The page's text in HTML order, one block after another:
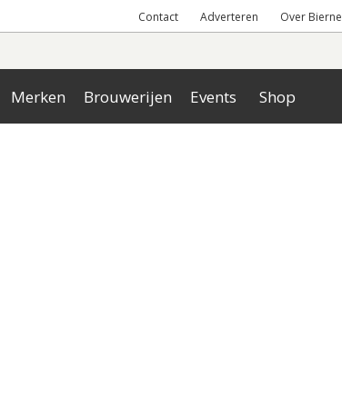
Contact Adverteren Over
Merken Brouwerijen Events Shop